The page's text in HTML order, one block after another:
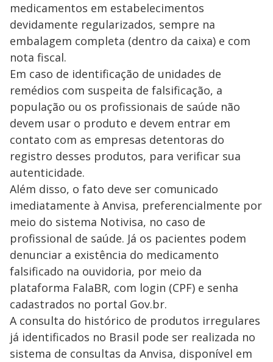
medicamentos em estabelecimentos
devidamente regularizados, sempre na
embalagem completa (dentro da caixa) e com
nota fiscal.
Em caso de identificação de unidades de
remédios com suspeita de falsificação, a
população ou os profissionais de saúde não
devem usar o produto e devem entrar em
contato com as empresas detentoras do
registro desses produtos, para verificar sua
autenticidade.
Além disso, o fato deve ser comunicado
imediatamente à Anvisa, preferencialmente por
meio do sistema Notivisa, no caso de
profissional de saúde. Já os pacientes podem
denunciar a existência do medicamento
falsificado na ouvidoria, por meio da
plataforma FalaBR, com login (CPF) e senha
cadastrados no portal Gov.br.
A consulta do histórico de produtos irregulares
já identificados no Brasil pode ser realizada no
sistema de consultas da Anvisa, disponível em